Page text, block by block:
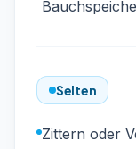
Selten
Zittern oder